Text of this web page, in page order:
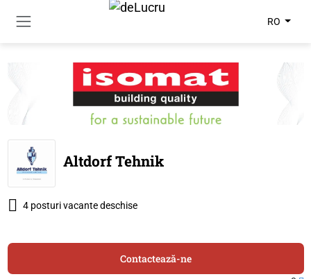
RO
Altdorf Tehnik
4 posturi vacante deschise
Contactează-ne